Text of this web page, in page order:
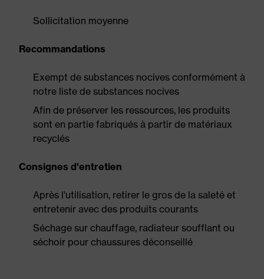
Sollicitation moyenne
Recommandations
Exempt de substances nocives conformément à
notre liste de substances nocives
Afin de préserver les ressources, les produits
sont en partie fabriqués à partir de matériaux
recyclés
Consignes d'entretien
Après l'utilisation, retirer le gros de la saleté et
entretenir avec des produits courants
Séchage sur chauffage, radiateur soufflant ou
séchoir pour chaussures déconseillé